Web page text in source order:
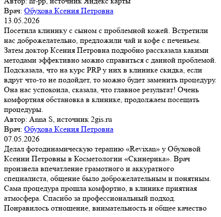
Врач: Обухова Ксения Петровна
13.05.2026
Посетила клинику с сыном с проблемной кожей. Встретили
нас доброжелательно, предложили чай и кофе с печеньем.
Затем доктор Ксения Петровна подробно рассказала какими
методами эффективно можно справиться с данной проблемой.
Подсказала, что на курс PRP у них в клинике скидка, если
вдруг что-то не подойдет, то можно будет заменить процедуру.
Она нас успокоила, сказала, что главное результат! Очень
комфортная обстановка в клинике, продолжаем посещать
процедуры.
Автор: Anna S, источник 2gis.ru
Врач: Обухова Ксения Петровна
07.05.2026
Делал фотодинамическую терапию «Revixan» у Обуховой
Ксении Петровны в Косметологии «Скинерика». Врач
произвела впечатление грамотного и аккуратного
специалиста, общение было доброжелательным и понятным.
Сама процедура прошла комфортно, в клинике приятная
атмосфера. Спасибо за профессиональный подход.
Понравилось отношение, внимательность и общее качество